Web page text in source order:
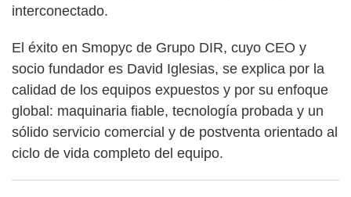
interconectado.
El éxito en Smopyc de Grupo DIR, cuyo CEO y
socio fundador es David Iglesias, se explica por la
calidad de los equipos expuestos y por su enfoque
global: maquinaria fiable, tecnología probada y un
sólido servicio comercial y de postventa orientado al
ciclo de vida completo del equipo.